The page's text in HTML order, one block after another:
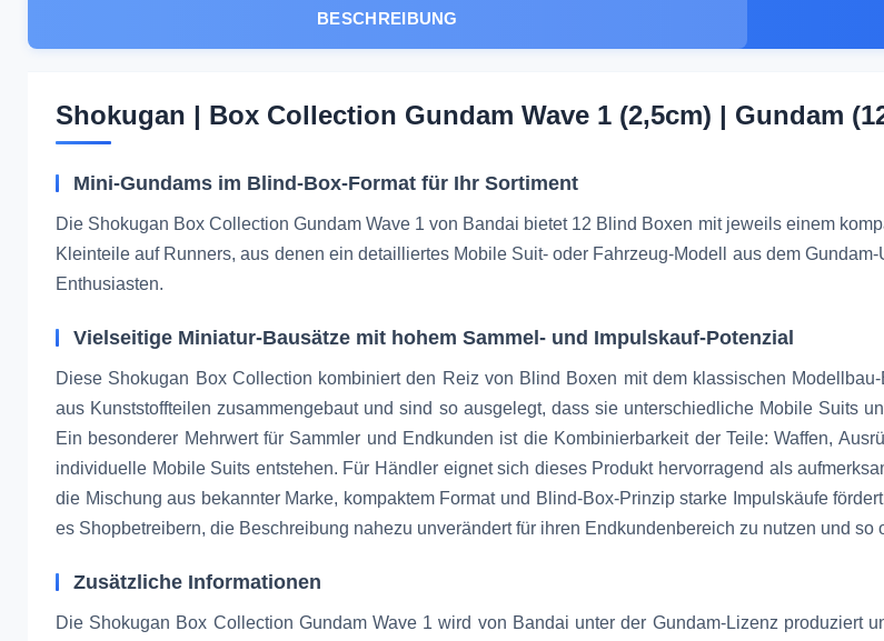
BESCHREIBUNG
Shokugan | Box Collection Gundam Wave 1 (2,5cm) | Gundam
Mini-Gundams im Blind-Box-Format für Ihr Sortiment
Die Shokugan Box Collection Gundam Wave 1 von Bandai bietet 12 Blind Boxen mit jeweils einem
Kleinteile auf Runners, aus denen ein detailliertes Mobile Suit- oder Fahrzeug-Modell aus dem
Enthusiasten.
Vielseitige Miniatur-Bausätze mit hohem Sammel- und Impulskauf-Potenzial
Diese Shokugan Box Collection kombiniert den Reiz von Blind Boxen mit dem klassischen
aus Kunststoffteilen zusammengebaut und sind so ausgelegt, dass sie unterschiedliche Mobile Suits
Ein besonderer Mehrwert für Sammler und Endkunden ist die Kombinierbarkeit der Teile: Waffen,
individuelle Mobile Suits entstehen. Für Händler eignet sich dieses Produkt hervorragend als
die Mischung aus bekannter Marke, kompaktem Format und Blind-Box-Prinzip starke Impulskäufe
es Shopbetreibern, die Beschreibung nahezu unverändert für ihren Endkundenbereich zu nutzen und
Zusätzliche Informationen
Die Shokugan Box Collection Gundam Wave 1 wird von Bandai unter der Gundam-Lizenz produziert